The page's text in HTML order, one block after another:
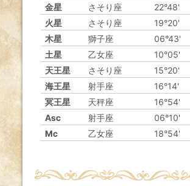
金星
さそり座
22°48'
火星
さそり座
19°20'
木星
獅子座
06°43'
土星
乙女座
10°05'
天王星
さそり座
15°20'
海王星
射手座
16°14'
冥王星
天秤座
16°54'
Asc
射手座
06°10'
Mc
乙女座 18°54'